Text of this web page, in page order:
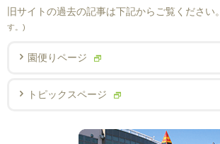
旧サイトの過去の記事は下記からご覧ください。
す。)
園便りページ
トピックスページ